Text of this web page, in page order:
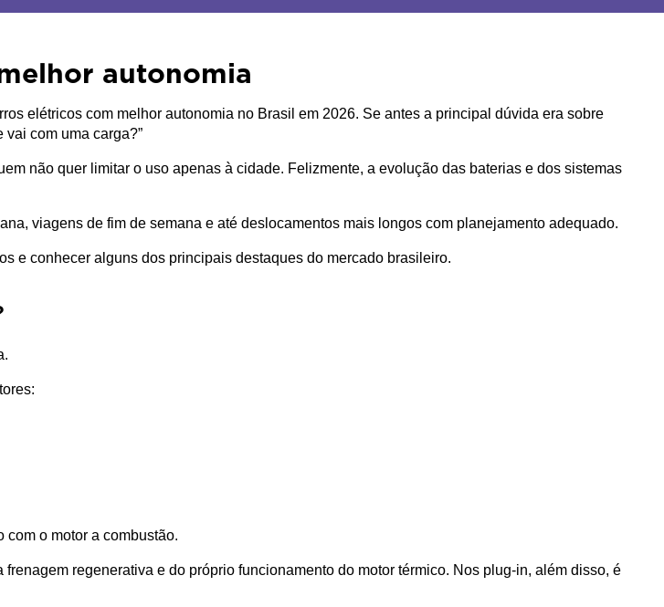
autonomia
elétricos com melhor autonomia no Brasil em 2026. Se antes a principal dúvida era sobre
vai com uma carga?”
não quer limitar o uso apenas à cidade. Felizmente, a evolução das baterias e dos sistemas
viagens de fim de semana e até deslocamentos mais longos com planejamento adequado.
e conhecer alguns dos principais destaques do mercado brasileiro.
o motor a combustão.
regenerativa e do próprio funcionamento do motor térmico. Nos plug-in, além disso, é